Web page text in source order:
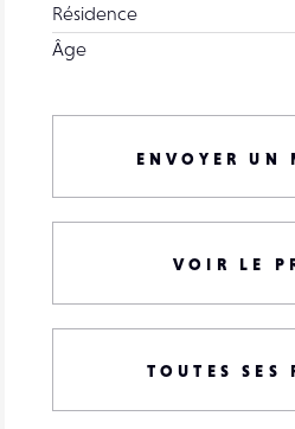
Résidence
Âge
ENVOYER UN
VOIR LE
TOUTES SES